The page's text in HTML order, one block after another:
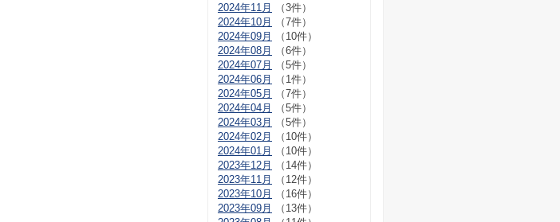
2024年11月
（3件）
2024年10月
（7件）
2024年09月
（10件）
2024年08月
（6件）
2024年07月
（5件）
2024年06月
（1件）
2024年05月
（7件）
2024年04月
（5件）
2024年03月
（5件）
2024年02月
（10件）
2024年01月
（10件）
2023年12月
（14件）
2023年11月
（12件）
2023年10月
（16件）
2023年09月
（13件）